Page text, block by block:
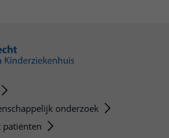
onderzoek
patiënten